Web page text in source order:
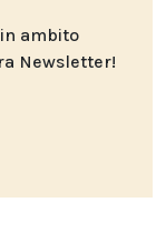
ambito
Newsletter!